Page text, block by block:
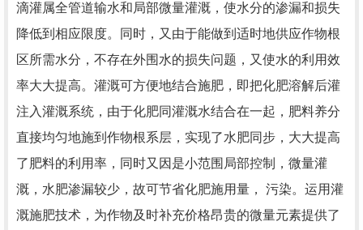
滴灌属全管道输水和局部微量灌溉，使水分的渗漏和损失
降低到相应限度。同时，又由于能做到适时地供应作物根
区所需水分，不存在外围水的损失问题，又使水的利用效
率大大提高。灌溉可方便地结合施肥，即把化肥溶解后灌
注入灌溉系统，由于化肥同灌溉水结合在一起，肥料养分
直接均匀地施到作物根系层，实现了水肥同步，大大提高
了肥料的利用率，同时又因是小范围局部控制，微量灌
溉，水肥渗漏较少，故可节省化肥施用量， 污染。运用灌
溉施肥技术，为作物及时补充价格昂贵的微量元素提供了